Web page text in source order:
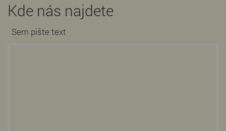
Kde nás najdete
Sem pište text